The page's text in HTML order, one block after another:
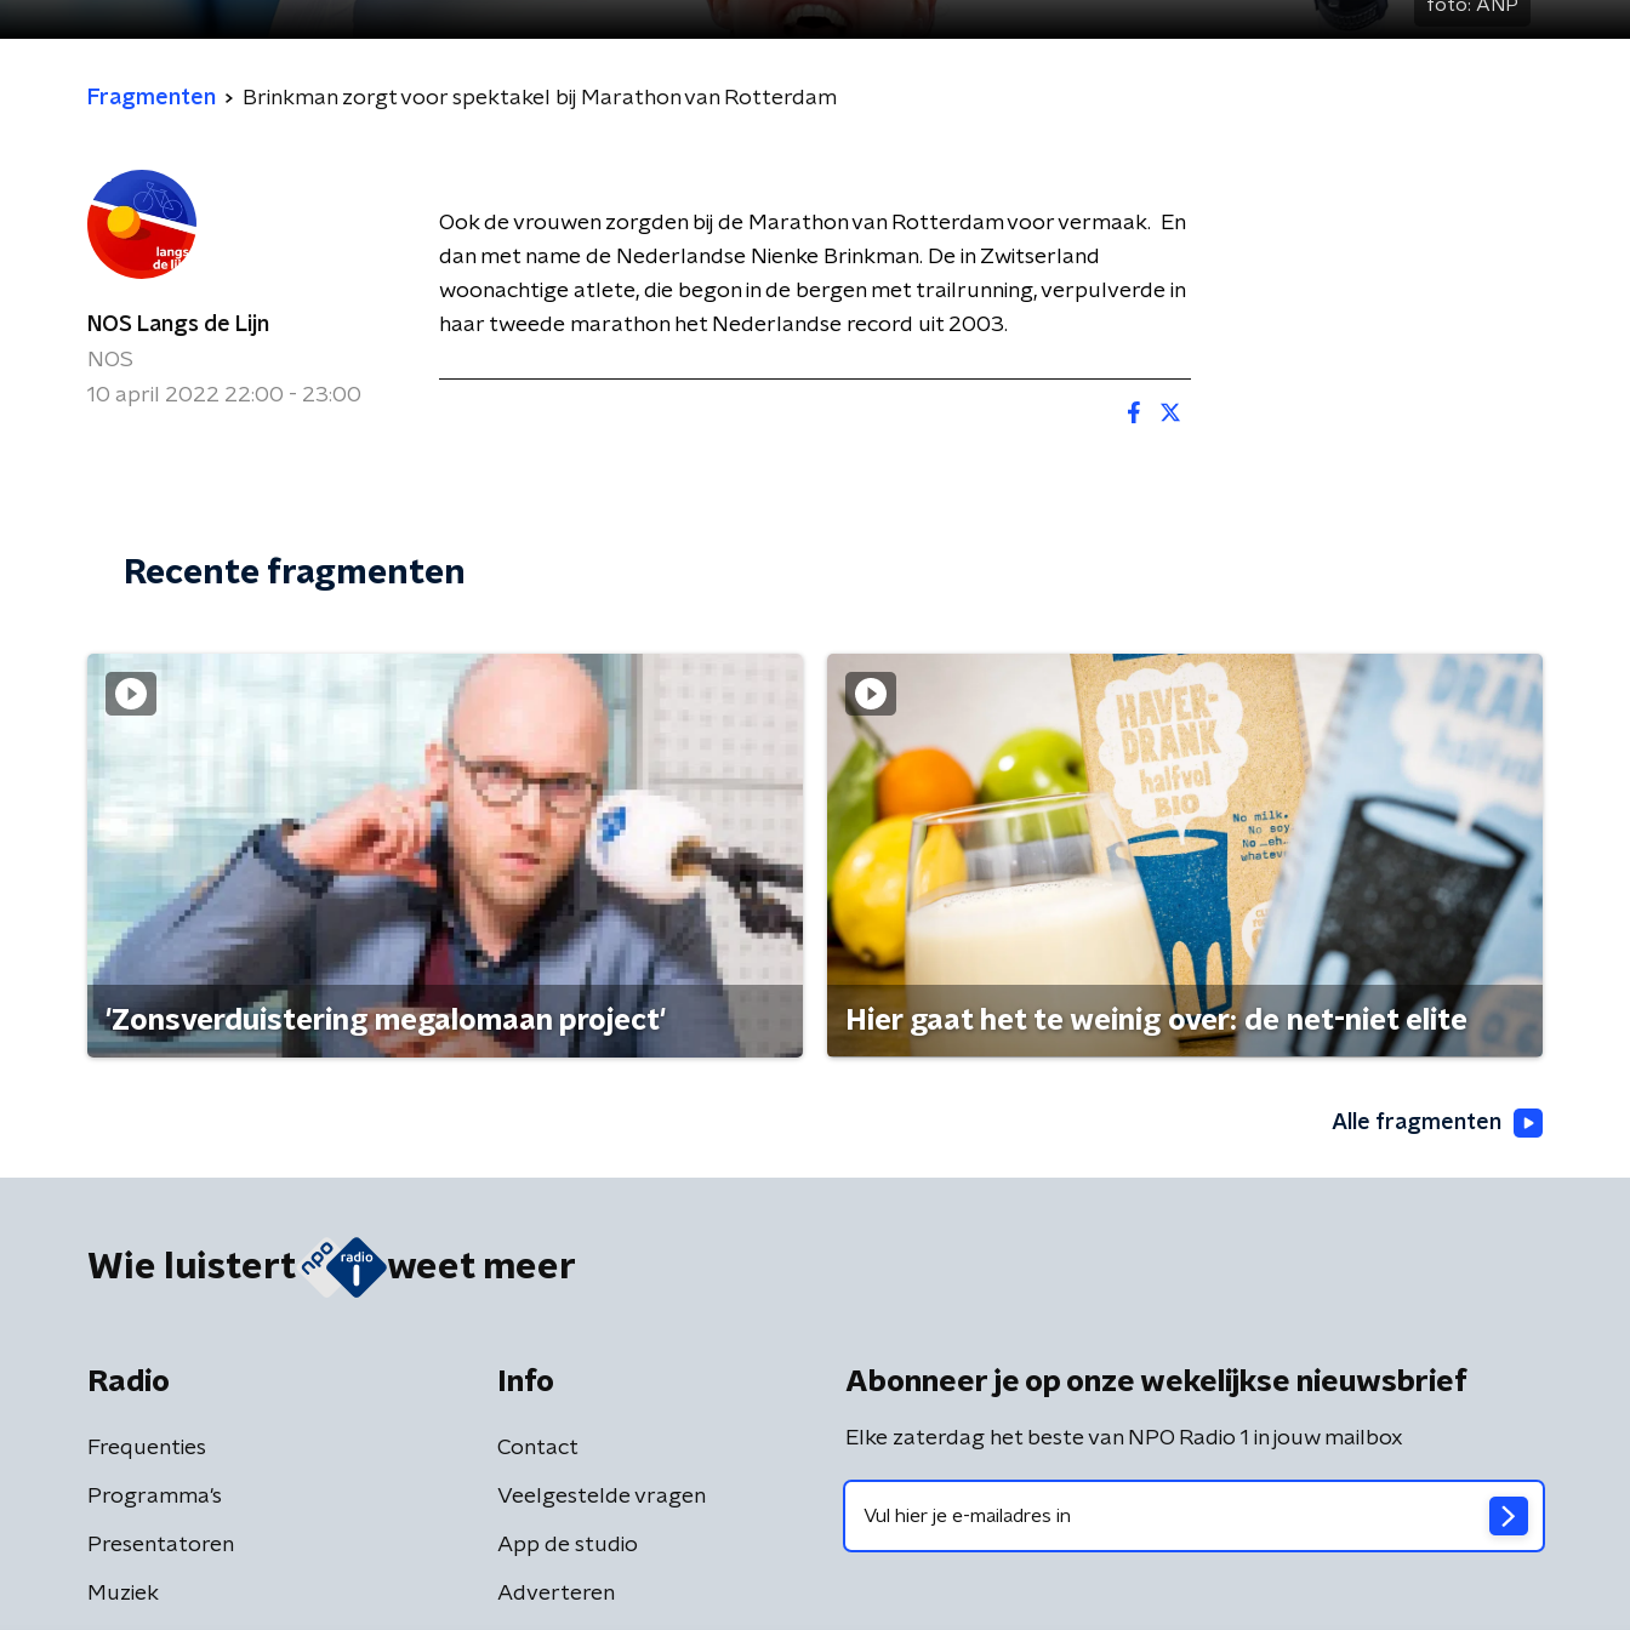
foto: ANP
Fragmenten Brinkman zorgt voor spektakel bij Marathon van Rotterdam
NOS Langs de Lijn
NOS
10 april 2022 22:00 - 23:00
Ook de vrouwen zorgden bij de Marathon van Rotterdam voor vermaak. En
dan met name de Nederlandse Nienke Brinkman. De in Zwitserland
woonachtige atlete, die begon in de bergen met trailrunning, verpulverde in
haar tweede marathon het Nederlandse record uit 2003.
Recente fragmenten
'Zonsverduistering megalomaan project' Hier gaat het te weinig over: de net-niet elite
Alle fragmenten
Wie luistert weet meer
Radio
Frequenties
Programma's
Presentatoren
Muziek
Info
Contact
Veelgestelde vragen
App de studio
Adverteren
Abonneer je op onze wekelijkse nieuwsbrief
Elke zaterdag het beste van NPO Radio 1 in jouw mailbox